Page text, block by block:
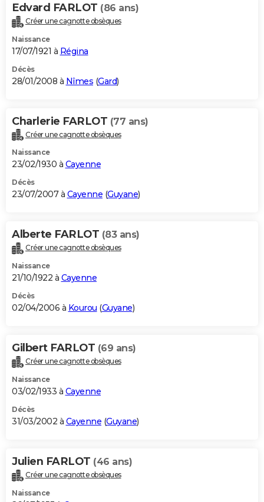
Edvard FARLOT (86 ans)
Créer une cagnotte obsèques
Naissance
17/07/1921 à Régina
Décès
28/01/2008 à Nîmes (Gard)
Charlerie FARLOT (77 ans)
Créer une cagnotte obsèques
Naissance
23/02/1930 à Cayenne
Décès
23/07/2007 à Cayenne (Guyane)
Alberte FARLOT (83 ans)
Créer une cagnotte obsèques
Naissance
21/10/1922 à Cayenne
Décès
02/04/2006 à Kourou (Guyane)
Gilbert FARLOT (69 ans)
Créer une cagnotte obsèques
Naissance
03/02/1933 à Cayenne
Décès
31/03/2002 à Cayenne (Guyane)
Julien FARLOT (46 ans)
Créer une cagnotte obsèques
Naissance